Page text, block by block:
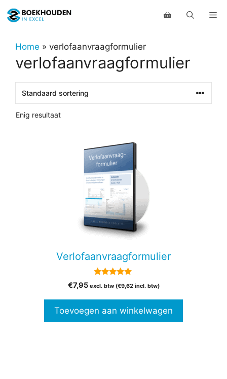
naar
inhoudHome » verlofaanvraagformulier
verlofaanvraagformulier
Enig resultaat
Verlofaanvraagformulier
van 5
€7,95 excl. btw (€9,62incl. btw)
Toevoegen aan winkelwagen